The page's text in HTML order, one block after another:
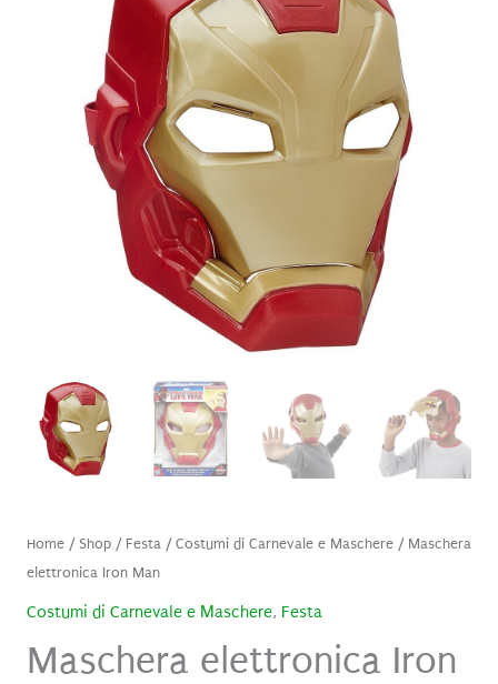
Home/ Shop/ Festa/Costumi di Carnevale e Maschere/ Maschera
elettronica Iron Man
Costumi di Carnevale e Maschere, Festa
Maschera elettronica Iron